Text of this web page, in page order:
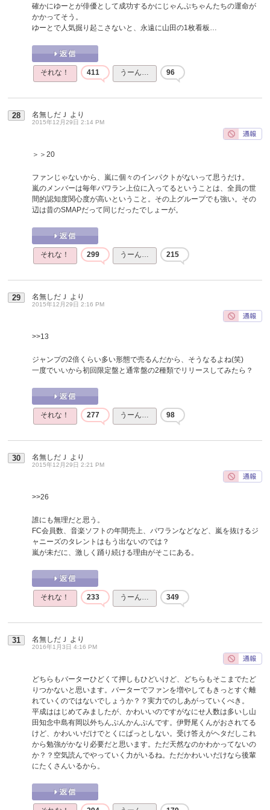
確かにゆーとが俳優として成功するかにじゃんぷちゃんたちの運命が
かかってそう。
ゆーとで人気掘り起こさないと、永遠に山田の1枚看板…
それな！ 411 うーん… 96
28 名無しだＪ より
2015年12月29日 2:14 PM
＞＞20
ファンじゃないから、嵐に個々のインパクトがないって思うだけ。
嵐のメンバーは毎年パワラン上位に入ってるということは、全員の世
間的認知度関心度が高いということ。その上グループでも強い。その
辺は昔のSMAPだって同じだったでしょーが。
それな！ 299 うーん… 215
29 名無しだＪ より
2015年12月29日 2:16 PM
>>13
ジャンプの2倍くらい多い形態で売るんだから、そうなるよね(笑)
一度でいいから初回限定盤と通常盤の2種類でリリースしてみたら？
それな！ 277 うーん… 98
30 名無しだＪ より
2015年12月29日 2:21 PM
>>26
誰にも無理だと思う。
FC会員数、音楽ソフトの年間売上、パワランなどなど、嵐を抜けるジ
ャニーズのタレントはもう出ないのでは？
嵐が未だに、激しく踊り続ける理由がそこにある。
それな！ 233 うーん… 349
31 名無しだＪ より
2016年1月3日 4:16 PM
どちらもバーターひどくて押しもひどいけど、どちらもそこまでたど
りつかないと思います。バーターでファンを増やしてもきっとすぐ離
れていくのではないでしょうか？？実力でのしあがっていくべき。
平成ははじめてみましたが、かわいいのですがなにせ人数は多いし山
田知念中島有岡以外ちんぷんかんぷんです。伊野尾くんがおされてる
けど、かわいいだけでとくにぱっとしない。受け答えがヘタだしこれ
から勉強がかなり必要だと思います。ただ天然なのかわかってないの
か？？空気読んでやっていく力がいるね。ただかわいいだけなら後輩
にたくさんいるから。